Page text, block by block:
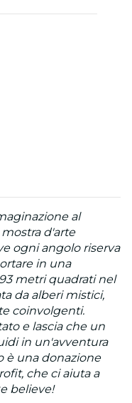
al
mostra d'arte
ogni angolo riserva
in una
metri quadrati nel
da alberi mistici,
coinvolgenti.
e lascia che un
in un'avventura
è una donazione
che ci aiuta a
believe!